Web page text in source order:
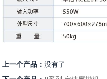
上一个产品：没有了